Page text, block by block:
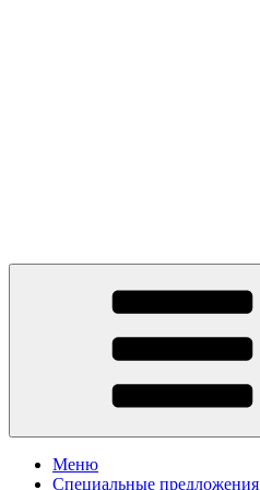
Presto Pizza Klin
маленькая Италия в Клину
Меню
Специальные предложения